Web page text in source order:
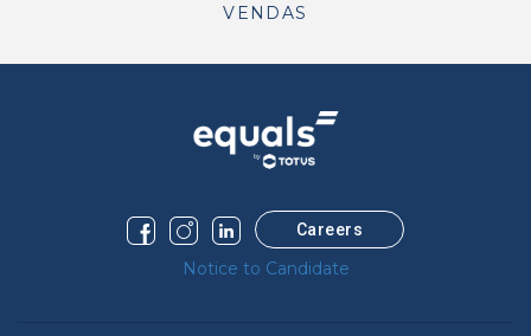
VENDAS
Careers
Notice to Candidate